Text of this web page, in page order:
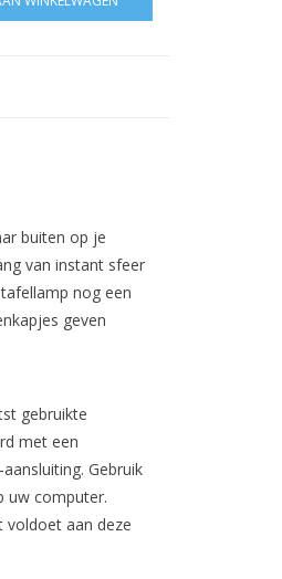
buiten op je
van instant sfeer
nog een
geven
gebruikte
met een
Gebruik
uw computer.
voldoet aan deze